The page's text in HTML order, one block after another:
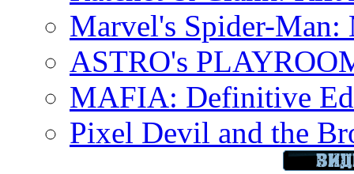
Marvel's Spider-Man:
ASTRO's
MAFIA: Definitive
Pixel Devil and the